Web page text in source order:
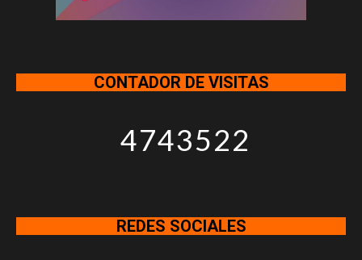
CONTADOR DE VISITAS
4743522
REDES SOCIALES